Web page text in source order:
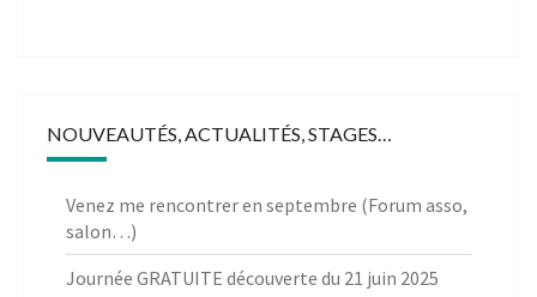
NOUVEAUTÉS, ACTUALITÉS, STAGES…
Venez me rencontrer en septembre (Forum asso,
salon…)
Journée GRATUITE découverte du 21 juin 2025